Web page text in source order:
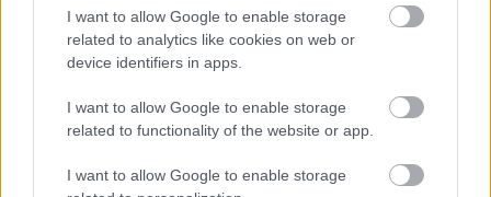
I want to allow Google to enable storage
related to analytics like cookies on web or
device identifiers in apps.
I want to allow Google to enable storage
related to functionality of the website or app.
I want to allow Google to enable storage
ένα διήμερο σε αυτόν τον όμορφο οικισμό με την
εξίσου όμορφη ομώνυμη παραλία, εφόσον φυσικά